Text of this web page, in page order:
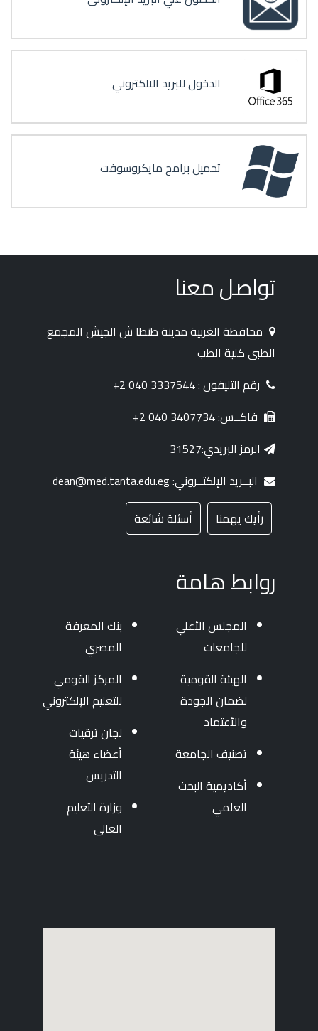
الدخول للبريد الالكتروني
تحميل برامج مايكروسوفت
تواصل معنا
محافظة الغربية مدينة طنطا ش الجيش المجمع
الطبى كلية الطب
رقم التليفون : 3337544 040 2+
فاكــس: 3407734 040 2+
الرمز البريدي:31527
البــريد الإلكتــروني: dean@med.tanta.edu.eg
رأيك يهمنا
أسئلة شائعة
روابط هامة
المجلس الأعلي
للجامعات
الهيئة القومية
لضمان الجودة
والأعتماد
تصنيف الجامعة
أكاديمية البحث
العلمي
بنك المعرفة
المصري
المركز القومي
للتعليم الإلكتروني
لجان ترقيات
أعضاء هيئة
التدريس
وزارة التعليم
العالى